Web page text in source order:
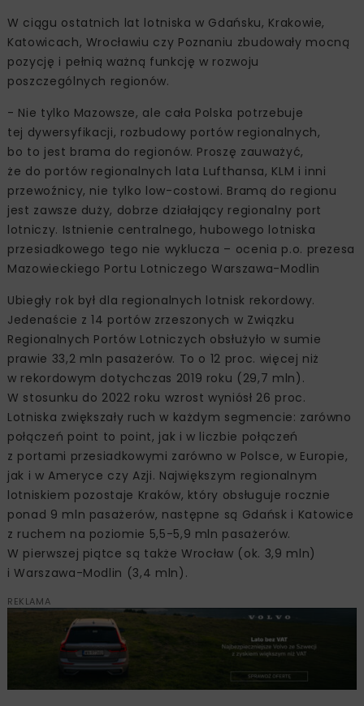
W ciągu ostatnich lat lotniska w Gdańsku, Krakowie,
Katowicach, Wrocławiu czy Poznaniu zbudowały mocną
pozycję i pełnią ważną funkcję w rozwoju
poszczególnych regionów.
- Nie tylko Mazowsze, ale cała Polska potrzebuje
tej dywersyfikacji, rozbudowy portów regionalnych,
bo to jest brama do regionów. Proszę zauważyć,
że do portów regionalnych lata Lufthansa, KLM i inni
przewoźnicy, nie tylko low-costowi. Bramą do regionu
jest zawsze duży, dobrze działający regionalny port
lotniczy. Istnienie centralnego, hubowego lotniska
przesiadkowego tego nie wyklucza – ocenia p.o. prezesa
Mazowieckiego Portu Lotniczego Warszawa-Modlin
Ubiegły rok był dla regionalnych lotnisk rekordowy.
Jedenaście z 14 portów zrzeszonych w Związku
Regionalnych Portów Lotniczych obsłużyło w sumie
prawie 33,2 mln pasażerów. To o 12 proc. więcej niż
w rekordowym dotychczas 2019 roku (29,7 mln).
W stosunku do 2022 roku wzrost wyniósł 26 proc.
Lotniska zwiększały ruch w każdym segmencie: zarówno
połączeń point to point, jak i w liczbie połączeń
z portami przesiadkowymi zarówno w Polsce, w Europie,
jak i w Ameryce czy Azji. Największym regionalnym
lotniskiem pozostaje Kraków, który obsługuje rocznie
ponad 9 mln pasażerów, następne są Gdańsk i Katowice
z ruchem na poziomie 5,5-5,9 mln pasażerów.
W pierwszej piątce są także Wrocław (ok. 3,9 mln)
i Warszawa-Modlin (3,4 mln).
REKLAMA